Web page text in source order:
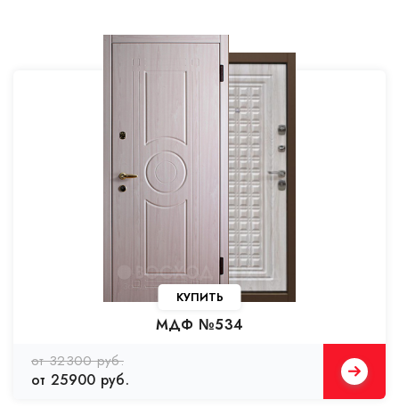
КУПИТЬ
МДФ №534
от 32300 руб.
от 25900 руб.